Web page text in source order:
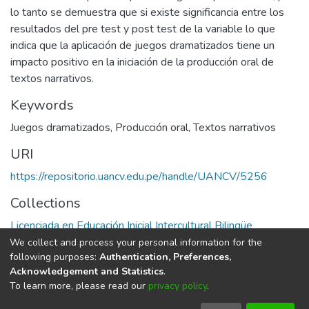
lo tanto se demuestra que si existe significancia entre los
resultados del pre test y post test de la variable lo que
indica que la aplicación de juegos dramatizados tiene un
impacto positivo en la iniciación de la producción oral de
textos narrativos.
Keywords
Juegos dramatizados, Producción oral,Textos narrativos
URI
https://repositorio.uancv.edu.pe/handle/UANCV/5256
Collections
Licenciada en Educación Inicial Intercultural Bilingüe
Full item page
DSpace softwarecopyright © 2002-2026
We collect and process your personal information for the
following purposes: Authentication, Preferences,
Acknowledgement and Statistics.
To learn more, please read our privacy policy.